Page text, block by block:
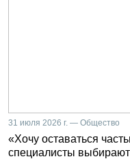
31 июля 2026 г. — Общество
«Хочу оставаться
специалисты